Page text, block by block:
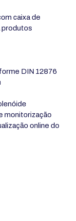
caixa de
produtos
DIN 12876
monitorização
online do